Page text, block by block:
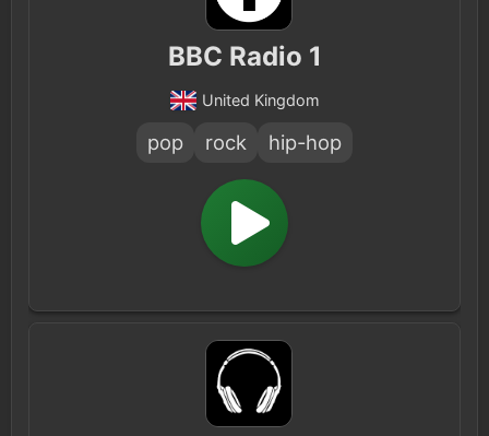
BBC Radio 1
United Kingdom
pop rock hip-hop